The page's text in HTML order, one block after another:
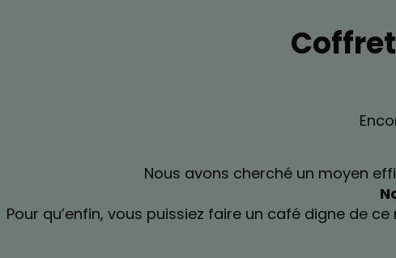
Nous avons cherché un moyen
Pour qu’enfin, vous puissiez faire un café digne de